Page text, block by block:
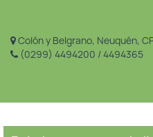
Colón y Belgrano, Neuquén,
(0299) 4494200 / 4494365